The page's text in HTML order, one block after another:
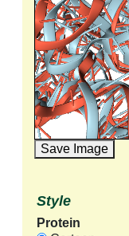
Save Image
Style
Protein